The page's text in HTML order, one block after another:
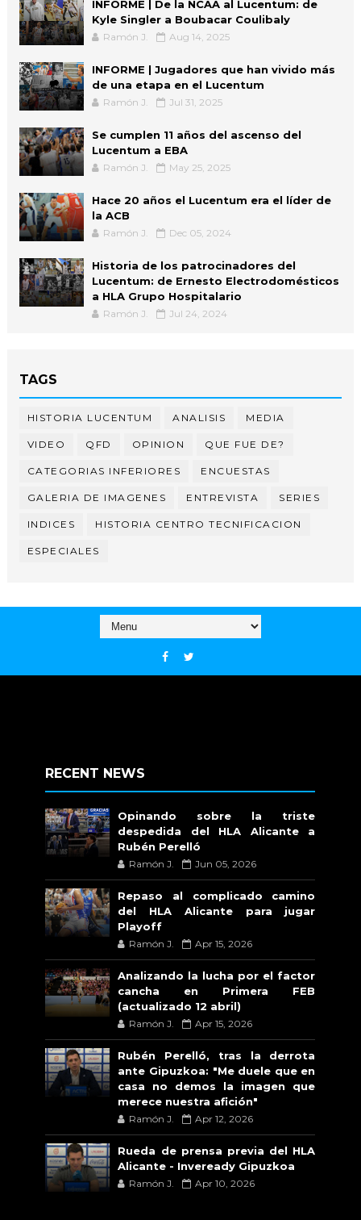
INFORME | De la NCAA al Lucentum: de
Kyle Singler a Boubacar Coulibaly
Ramón J. Aug 14, 2025
INFORME | Jugadores que han vivido más
de una etapa en el Lucentum
Ramón J. Jul 31, 2025
Se cumplen 11 años del ascenso del
Lucentum a EBA
Ramón J. May 25, 2025
Hace 20 años el Lucentum era el líder de
la ACB
Ramón J. Dec 05, 2024
Historia de los patrocinadores del
Lucentum: de Ernesto Electrodomésticos
a HLA Grupo Hospitalario
Ramón J. Jul 24, 2024
TAGS
HISTORIA LUCENTUM ANALISIS MEDIA
VIDEO QFD OPINION QUE FUE DE?
CATEGORIAS INFERIORES ENCUESTAS
GALERIA DE IMAGENES ENTREVISTA SERIES
INDICES HISTORIA CENTRO TECNIFICACION
ESPECIALES
RECENT NEWS
Opinando sobre la triste
despedida del HLA Alicante a
Rubén Perelló
Ramón J. Jun 05, 2026
Repaso al complicado camino
del HLA Alicante para jugar
Playoff
Ramón J. Apr 15, 2026
Analizando la lucha por el factor
cancha en Primera FEB
(actualizado 12 abril)
Ramón J. Apr 15, 2026
Rubén Perelló, tras la derrota
ante Gipuzkoa: "Me duele que en
casa no demos la imagen que
merece nuestra afición"
Ramón J. Apr 12, 2026
Rueda de prensa previa del HLA
Alicante - Inveready Gipuzkoa
Ramón J. Apr 10, 2026